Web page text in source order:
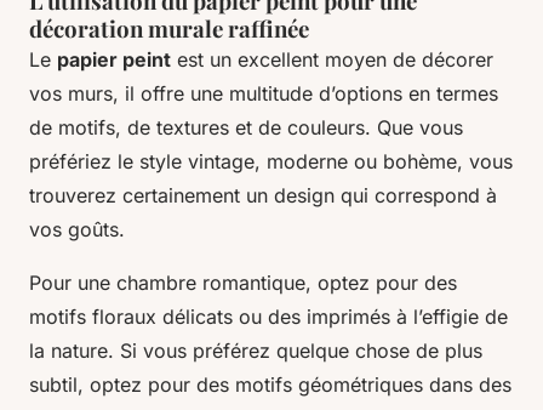
décoration murale raffinée
Le papier peint est un excellent moyen de décorer
vos murs, il offre une multitude d’options en termes
de motifs, de textures et de couleurs. Que vous
préfériez le style vintage, moderne ou bohème, vous
trouverez certainement un design qui correspond à
vos goûts.
Pour une chambre romantique, optez pour des
motifs floraux délicats ou des imprimés à l’effigie de
la nature. Si vous préférez quelque chose de plus
subtil, optez pour des motifs géométriques dans des